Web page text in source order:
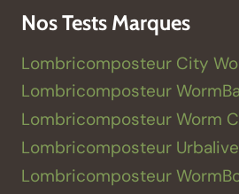
Nos Tests Marques
Lombricomposteur City
Lombricomposteur
Lombricomposteur Worm
Lombricomposteur Urbalive
Lombricomposteur